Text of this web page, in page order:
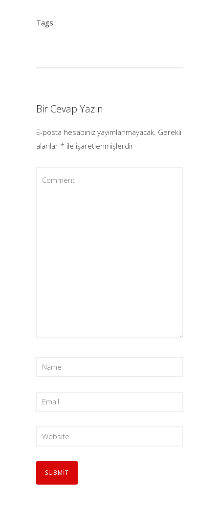
Tags :
Bir Cevap Yazın
E-posta hesabınız yayımlanmayacak. Gerekli
alanlar * ile işaretlenmişlerdir